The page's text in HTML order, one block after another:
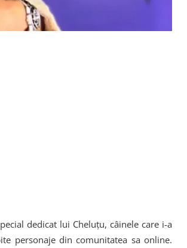
dedicat lui Cheluțu, câinele care i-a
personaje din comunitatea sa online.